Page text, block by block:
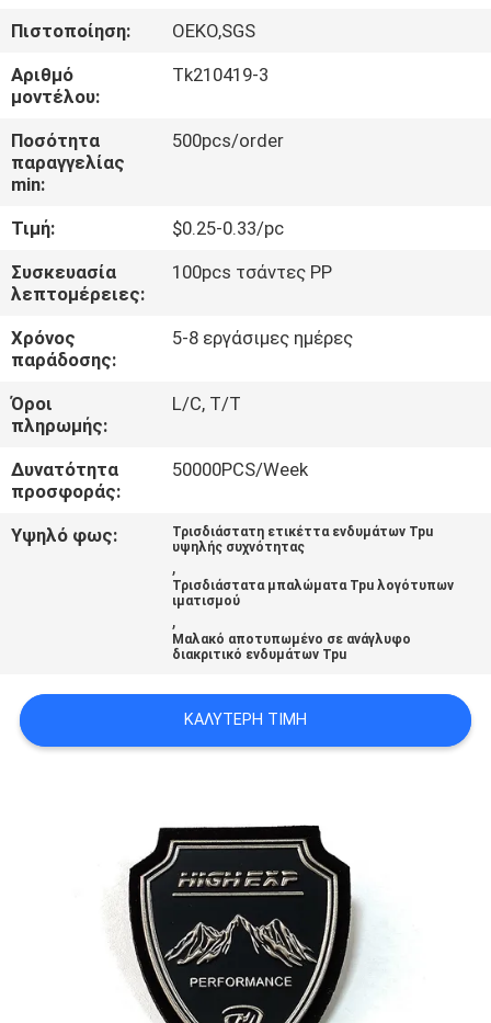
ΠΟΙΟΤΙΚΌΣ
ΈΛΕΓΧΟΣ
ΜΑΣ
ΕΛΆΤΕ
ΕΠΑΦΉ
ΜΕ
ΖΗΤΉΣΤΕ
ΑΠΌΣΠΑΣΜΑ
SITEMAP
Πιστοποίηση:
OEKO,SGS
Αριθμό
μοντέλου:
Tk210419-3
Ποσότητα
παραγγελίας
min:
500pcs/order
Τιμή:
$0.25-0.33/pc
Συσκευασία
λεπτομέρειες:
100pcs τσάντες PP
Χρόνος
παράδοσης:
5-8 εργάσιμες ημέρες
Όροι
πληρωμής:
L/C, T/T
Δυνατότητα
προσφοράς:
50000PCS/Week
Υψηλό φως:
Τρισδιάστατη ετικέττα ενδυμάτων Tpu
υψηλής συχνότητας
,
Τρισδιάστατα μπαλώματα Tpu λογότυπων
ιματισμού
,
Μαλακό αποτυπωμένο σε ανάγλυφο
διακριτικό ενδυμάτων Tpu
ΚΑΛΎΤΕΡΗ ΤΙΜΉ